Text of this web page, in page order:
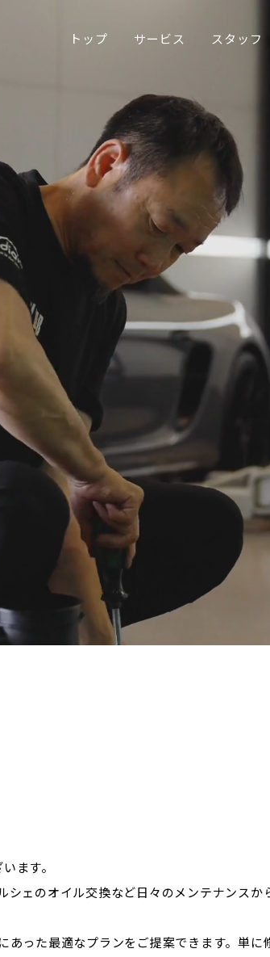
トップ サービス スタッフ
ます。
ェのオイル交換など日々のメンテナンスか
った最適なプランをご提案できます。単に